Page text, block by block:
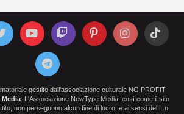
gestito dall'associazione culturale NO PROFIT
Media . L'Associazione NewType Media, così come il sito
non perseguono alcun fine di lucro, e ai sensi del L.n.